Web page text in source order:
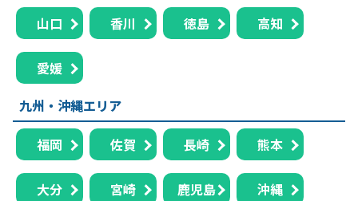
山口 香川 徳島 高知
愛媛
九州・沖縄エリア
福岡 佐賀 長崎 熊本
大分 宮崎 鹿児島 沖縄